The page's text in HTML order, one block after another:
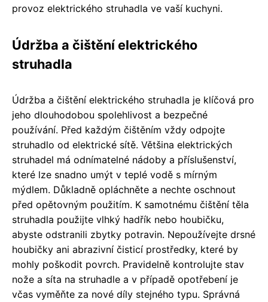
provoz elektrického struhadla ve vaší kuchyni.
Údržba a čištění elektrického
struhadla
Údržba a čištění elektrického struhadla je klíčová pro
jeho dlouhodobou spolehlivost a bezpečné
používání. Před každým čištěním vždy odpojte
struhadlo od elektrické sítě. Většina elektrických
struhadel má odnímatelné nádoby a příslušenství,
které lze snadno umýt v teplé vodě s mírným
mýdlem. Důkladně opláchněte a nechte oschnout
před opětovným použitím. K samotnému čištění těla
struhadla použijte vlhký hadřík nebo houbičku,
abyste odstranili zbytky potravin. Nepoužívejte drsné
houbičky ani abrazivní čisticí prostředky, které by
mohly poškodit povrch. Pravidelně kontrolujte stav
nože a síta na struhadle a v případě opotřebení je
včas vyměňte za nové díly stejného typu. Správná